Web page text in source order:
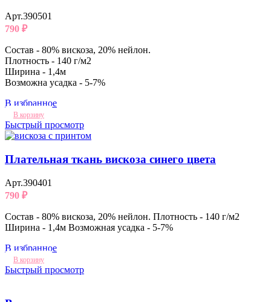
Арт.390501
790 ₽
Состав - 80% вискоза, 20% нейлон.
Плотность - 140 г/м2
Ширина - 1,4м
Возможна усадка - 5-7%
В избранное
В корзину
Быстрый просмотр
Плательная ткань вискоза синего цвета
Арт.390401
790 ₽
Состав - 80% вискоза, 20% нейлон. Плотность - 140 г/м2
Ширина - 1,4м Возможная усадка - 5-7%
В избранное
В корзину
Быстрый просмотр